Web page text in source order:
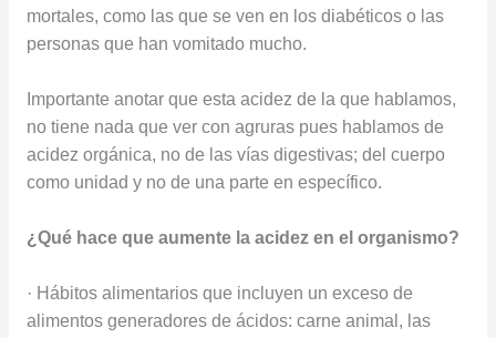
mortales, como las que se ven en los diabéticos o las
personas que han vomitado mucho.
Importante anotar que esta acidez de la que hablamos,
no tiene nada que ver con agruras pues hablamos de
acidez orgánica, no de las vías digestivas; del cuerpo
como unidad y no de una parte en específico.
¿Qué hace que aumente la acidez en el organismo?
· Hábitos alimentarios que incluyen un exceso de
alimentos generadores de ácidos: carne animal, las